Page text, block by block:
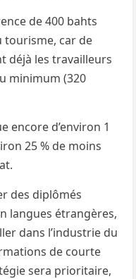
de 400 bahts
tourisme, car de
déjà les travailleurs
minimum (320
encore d’environ 1
25 % de moins
des diplômés
langues étrangères,
dans l’industrie du
de courte
sera prioritaire,